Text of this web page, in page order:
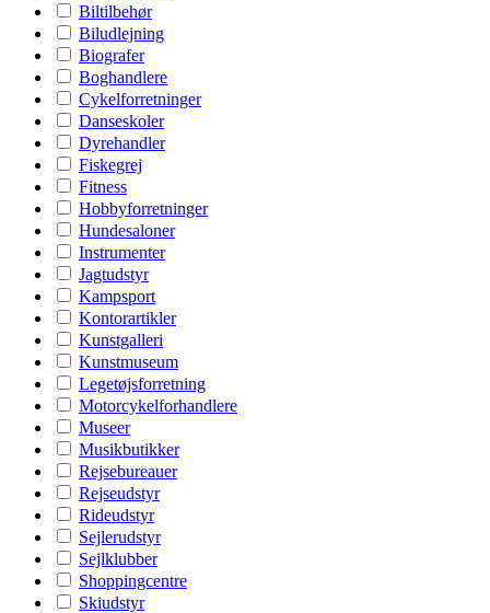
Biltilbehør
Biludlejning
Biografer
Boghandlere
Cykelforretninger
Danseskoler
Dyrehandler
Fiskegrej
Fitness
Hobbyforretninger
Hundesaloner
Instrumenter
Jagtudstyr
Kampsport
Kontorartikler
Kunstgalleri
Kunstmuseum
Legetøjsforretning
Motorcykelforhandlere
Museer
Musikbutikker
Rejsebureauer
Rejseudstyr
Rideudstyr
Sejlerudstyr
Sejlklubber
Shoppingcentre
Skiudstyr